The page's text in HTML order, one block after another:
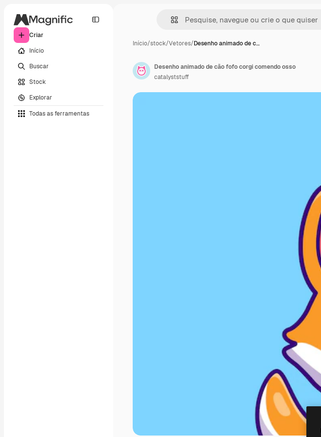
Criar
Início
Buscar
Stock
Explorar
Todas as ferramentas
Início/stock/Vetores/Desenho animado de c…
Desenho animado de cão fofo corgi comendo osso
catalyststuff